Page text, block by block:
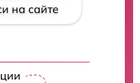
на сайте